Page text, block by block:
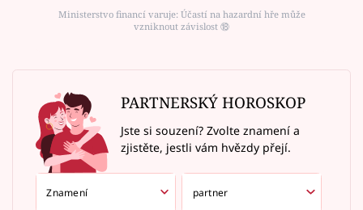
Ministerstvo financí varuje: Účastí na hazardní hře může
vzniknout závislost ⑱
PARTNERSKÝ HOROSKOP
Jste si souzení? Zvolte znamení a
zjistěte, jestli vám hvězdy přejí.